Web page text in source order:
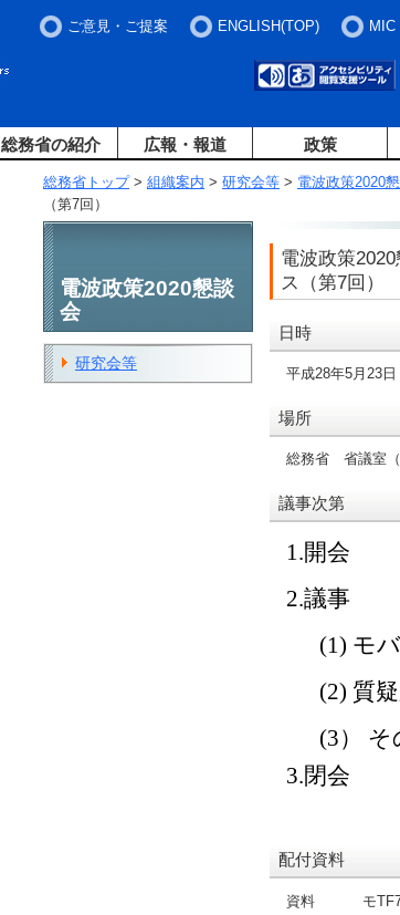
ご意見・ご提案 ENGLISH(TOP)
総務省の紹介 広報・報道 政策
総務省トップ> 組織案内 > 研究会等 > 電波政策2020
（第7回）
電波政策
ス（第7回）
日時
平成28年5月23
場所
総務省 省議室（
議事次第
1.開会
2.議事
(1) モ
(2) 質
(3） そ
3.閉会
配付資料
資料 モTF7
電波政策2020懇談
会
研究会等